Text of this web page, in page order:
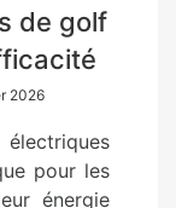
de golf
2026
pour les
énergie